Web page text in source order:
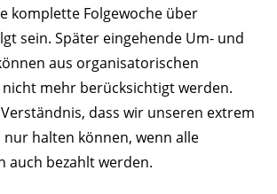
komplette Folgewoche über
sein. Später eingehende Um- und
aus organisatorischen
mehr berücksichtigt werden.
dass wir unseren extrem
nur halten können, wenn alle
auch bezahlt werden.